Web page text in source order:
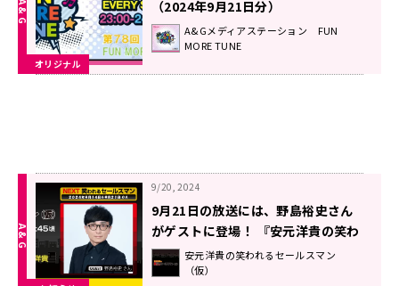
オリジナル
（2024年9月21日分）
A&Gメディアステーション FUN
MORE TUNE
9/20, 2024
9月21日の放送には、野島裕史さん
がゲストに登場！ 『安元洋貴の笑わ
れるセールスマン（仮）』
安元洋貴の笑われるセールスマン
（仮）